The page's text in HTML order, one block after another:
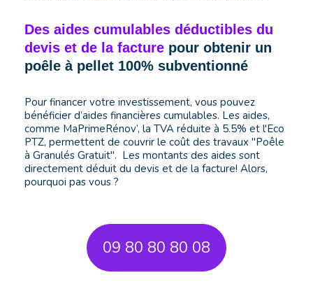
Des aides cumulables déductibles du
devis et de la facture pour obtenir un
poêle à pellet 100% subventionné
Pour financer votre investissement, vous pouvez
bénéficier d’aides financières cumulables. Les aides,
comme MaPrimeRénov’, la TVA réduite à 5.5% et l'Eco
PTZ, permettent de couvrir le coût des travaux "Poêle
à Granulés Gratuit". Les montants des aides sont
directement déduit du devis et de la facture! Alors,
pourquoi pas vous ?
09 80 80 80 08